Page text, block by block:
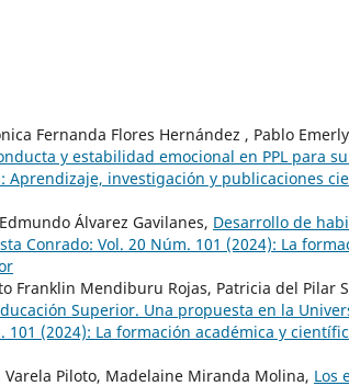
Fernanda Flores Hernández , Pablo
y estabilidad emocional en PPL para
Aprendizaje, investigación y publicaciones
Álvarez Gavilanes, Desarrollo de
Conrado: Vol. 20 Núm. 101 (2024): La
Franklin Mendiburu Rojas, Patricia del Pilar
Superior. Una propuesta en la
101 (2024): La formación académica y
Piloto, Madelaine Miranda Molina, Los